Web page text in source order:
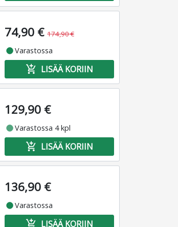
74,90 € 174,90 €
fiber_manual_recordVarastossa
add_shopping_cart LISÄÄ KORIIN
129,90 €
fiber_manual_recordVarastossa 4 kpl
add_shopping_cart LISÄÄ KORIIN
136,90 €
fiber_manual_recordVarastossa
add_shopping_cart LISÄÄ KORIIN